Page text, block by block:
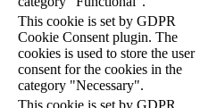
This cookie is set by GDPR
Cookie Consent plugin. The
cookies is used to store the user
consent for the cookies in the
category "Necessary".
This cookie is set by GDPR